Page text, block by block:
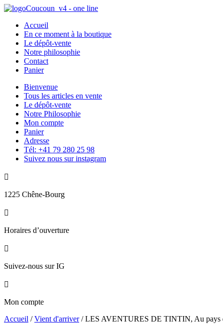
Accueil
En ce moment à la boutique
Le dépôt-vente
Notre philosophie
Contact
Panier
Bienvenue
Tous les articles en vente
Le dépôt-vente
Notre Philosophie
Mon compte
Panier
Adresse
Tél: +41 79 280 25 98
Suivez nous sur instagram

1225 Chêne-Bourg

Horaires d’ouverture

Suivez-nous sur IG

Mon compte
Accueil /Vient d'arriver/ LES AVENTURES DE TINTIN, Au pays